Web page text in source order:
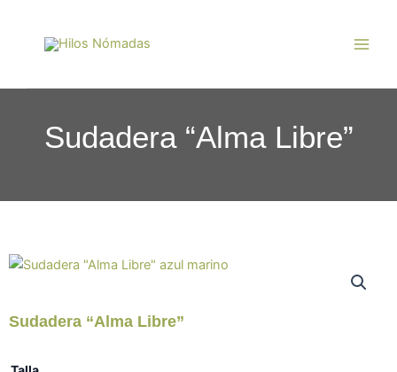
contenido
Sudadera “Alma Libre”
Sudadera “Alma Libre”
Sudadera